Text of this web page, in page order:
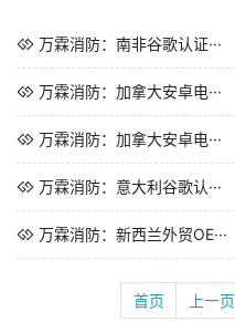
万霖消防：南非谷歌认证···
万霖消防：加拿大安卓电···
万霖消防：加拿大安卓电···
万霖消防：意大利谷歌认···
万霖消防：新西兰外贸OE···
首页 上一页